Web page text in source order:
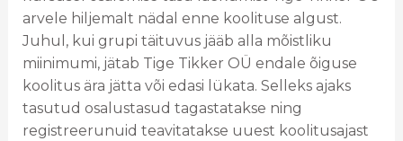
arvele hiljemalt nädal enne koolituse algust.
Juhul, kui grupi täituvus jääb alla mõistliku
miinimumi, jätab Tige Tikker OÜ endale õiguse
koolitus ära jätta või edasi lükata. Selleks ajaks
tasutud osalustasud tagastatakse ning
registreerunuid teavitatakse uuest koolitusajast